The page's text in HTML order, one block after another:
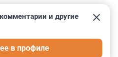
и другие
в профиле